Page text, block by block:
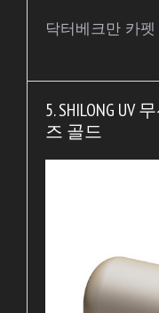
닥터베크만 카
5. SHILONG
즈 골드